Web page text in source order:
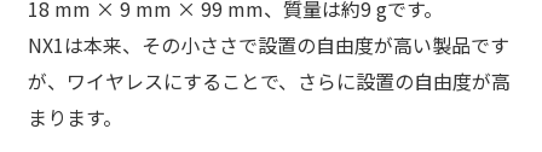
18 mm × 9 mm × 99 mm、質量は約9 gです。
NX1は本来、その小ささで設置の自由度が高い製品です
が、ワイヤレスにすることで、さらに設置の自由度が高
まります。